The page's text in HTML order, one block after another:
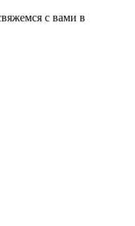
с вами в